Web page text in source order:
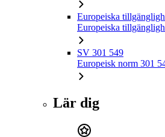
Europeiska
Europeiska
SV 301 549
Europeisk norm 301
Lär dig